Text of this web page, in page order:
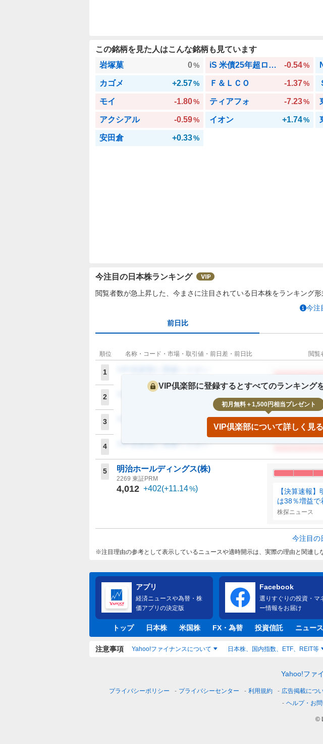
この銘柄を見た人はこんな銘柄も見ています
岩塚菓
0% iS 米債25年超ロング -0.54%
カゴメ +2.57% Ｆ＆ＬＣＯ -1.37%
モイ -1.80% ティアフォ -7.23%
アクシアル -0.59% イオン +1.74%
安田倉 +0.33%
今注目の日本株ランキング
閲覧者数が急上昇した、今まさに注目されている日本株をランキング形
今注
前日比
順位
名称・コード・市場・取引値・前日差・前日比 閲覧
1
2 VIP倶楽部に登録ください
3 VIP倶楽部に登録ください
4 VIP倶楽部に登録ください
5 明治ホールディングス(株)
2269 東証PRM
4,012 +402(+11.14%)
【決算速報
は38％増益で
株探ニュース
VIP倶楽部に登録するとすべてのランキング
初月無料＋1,500円相当プレゼント
VIP倶楽部について詳しく見る
今注目の
注目理由の参考として表示しているニュースや適時開示は、実際の理由と関連し
アプリ
経済ニュースや為替・株
価アプリの決定版
Facebook
選りすぐりの投資・マ
ー情報をお届け
トップ 日本株 米国株 FX・為替 投資信託 ニュース
注意事項 Yahoo!ファイナンスについて 日本株、国内指数、ETF、REIT等
Yahoo!ファ
プライバシーポリシー プライバシーセンター 利用規約 広告掲載につ
ヘルプ・お
©